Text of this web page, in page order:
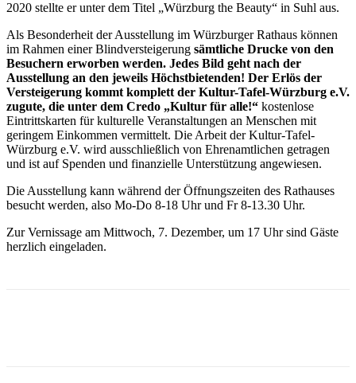
2020 stellte er unter dem Titel „Würzburg the Beauty“ in Suhl aus.
Als Besonderheit der Ausstellung im Würzburger Rathaus können
im Rahmen einer Blindversteigerung sämtliche Drucke von den
Besuchern erworben werden. Jedes Bild geht nach der
Ausstellung an den jeweils Höchstbietenden! Der Erlös der
Versteigerung kommt komplett der Kultur-Tafel-Würzburg e.V.
zugute, die unter dem Credo „Kultur für alle!“ kostenlose
Eintrittskarten für kulturelle Veranstaltungen an Menschen mit
geringem Einkommen vermittelt. Die Arbeit der Kultur-Tafel-
Würzburg e.V. wird ausschließlich von Ehrenamtlichen getragen
und ist auf Spenden und finanzielle Unterstützung angewiesen.
Die Ausstellung kann während der Öffnungszeiten des Rathauses
besucht werden, also Mo-Do 8-18 Uhr und Fr 8-13.30 Uhr.
Zur Vernissage am Mittwoch, 7. Dezember, um 17 Uhr sind Gäste
herzlich eingeladen.